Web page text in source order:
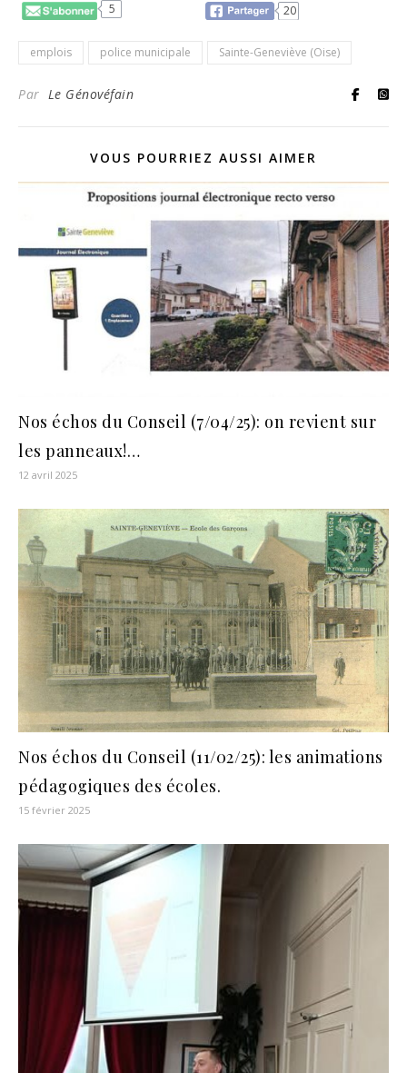
5 20
emplois police municipale Sainte-Geneviève (Oise)
Par Le Génovéfain
VOUS POURRIEZ AUSSI AIMER
Nos échos du Conseil (7/04/25): on revient sur
les panneaux!…
12 avril 2025
Nos échos du Conseil (11/02/25): les animations
pédagogiques des écoles.
15 février 2025